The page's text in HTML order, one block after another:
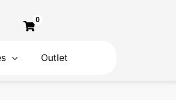
0
Outlet